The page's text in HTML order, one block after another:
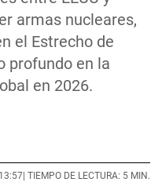
armas nucleares,
el Estrecho de
profundo en la
en 2026.
13:57| TIEMPO DE LECTURA: 5 MIN.